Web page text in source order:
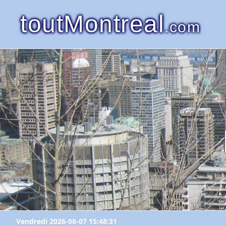
toutMontreal.com
Vendredi 2026-08-07 15:48:31